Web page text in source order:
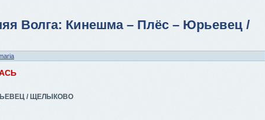
Волга: Кинешма – Плёс – Юрьевец /
/ ЩЕЛЫКОВО